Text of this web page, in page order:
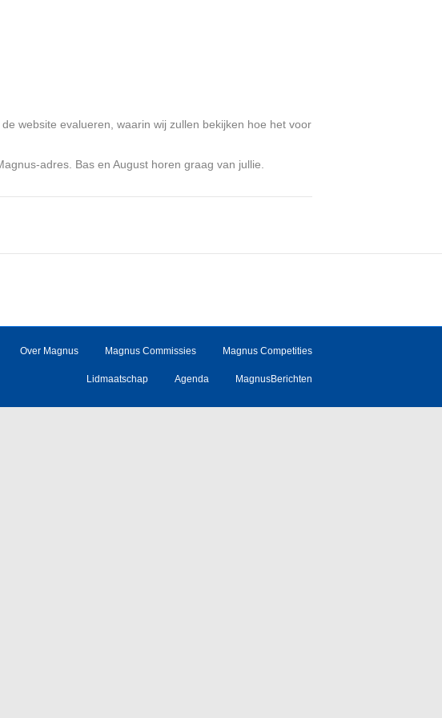
website evalueren, waarin wij zullen bekijken hoe het voor
adres. Bas en August horen graag van jullie.
Over Magnus Magnus Commissies Magnus Competities
Lidmaatschap Agenda MagnusBerichten